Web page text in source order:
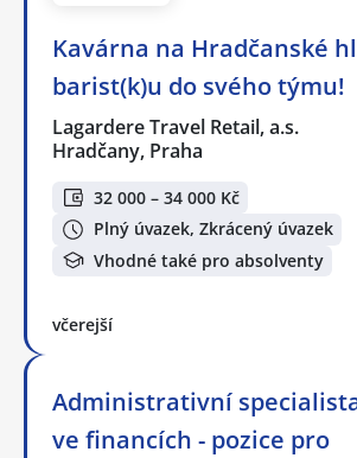
Kavárna na Hradčanské
barist(k)u do svého týmu!
Lagardere Travel Retail, a.s.
Hradčany, Praha
32 000 – 34 000 Kč
Plný úvazek, Zkrácený úvazek
Vhodné také pro absolventy
včerejší
Administrativní
ve financích - pozice pro